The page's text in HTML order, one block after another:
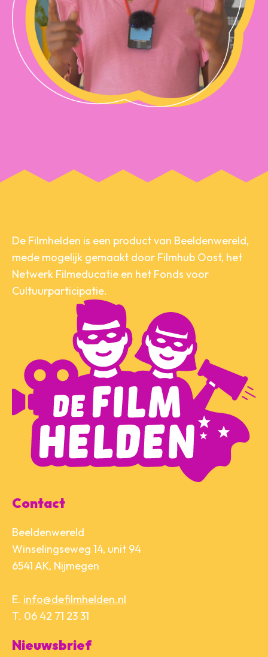
De Filmhelden is een product van Beeldenwereld,
mede mogelijk gemaakt door Filmhub Oost, het
Netwerk Filmeducatie en het Fonds voor
Cultuurparticipatie.
Contact
Beeldenwereld
Winselingseweg 14, unit 94
6541 AK, Nijmegen
E. info@defilmhelden.nl
T. 06 42 71 23 31
Nieuwsbrief